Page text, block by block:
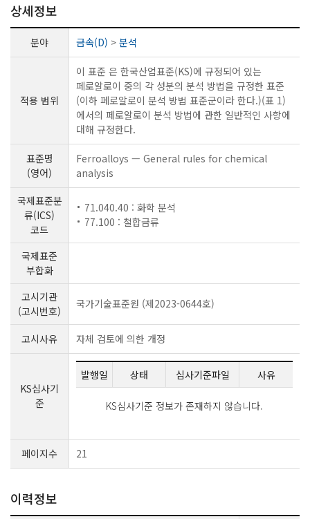
상세정보
분야 금속(D) > 분석
적용 범위
이 표준 은 한국산업표준(KS)에 규정되어 있는
페로알로이 중의 각 성분의 분석 방법을 규정한 표준
(이하 페로알로이 분석 방법 표준군이라 한다.)(표 1)
에서의 페로알로이 분석 방법에 관한 일반적인 사항에
대해 규정한다.
표준명
(영어)
Ferroalloys — General rules for chemical
analysis
국제표준분
류(ICS)
코드
71.040.40 : 화학 분석
77.100 : 철합금류
국제표준
부합화
고시기관
(고시번호)
국가기술표준원 (제2023-0644호)
고시사유 자체 검토에 의한 개정
KS심사기
준
발행일 상태 심사기준파일 사유
KS심사기준 정보가 존재하지 않습니다.
페이지수 21
이력정보